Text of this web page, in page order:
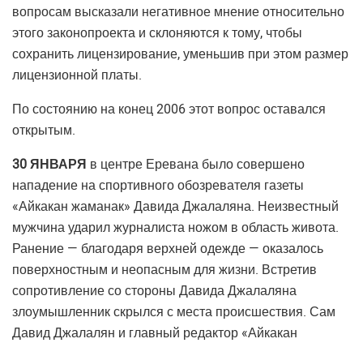
вопросам высказали негативное мнение относительно
этого законопроекта и склоняются к тому, чтобы
сохранить лицензирование, уменьшив при этом размер
лицензионной платы.
По состоянию на конец 2006 этот вопрос оставался
открытым.
30 ЯНВАРЯ в центре Еревана было совершено
нападение на спортивного обозревателя газеты
«Айкакан жаманак» Давида Джалаляна. Неизвестный
мужчина ударил журналиста ножом в область живота.
Ранение — благодаря верхней одежде — оказалось
поверхностным и неопасным для жизни. Встретив
сопротивление со стороны Давида Джалаляна
злоумышленник скрылся с места происшествия. Сам
Давид Джалалян и главный редактор «Айкакан